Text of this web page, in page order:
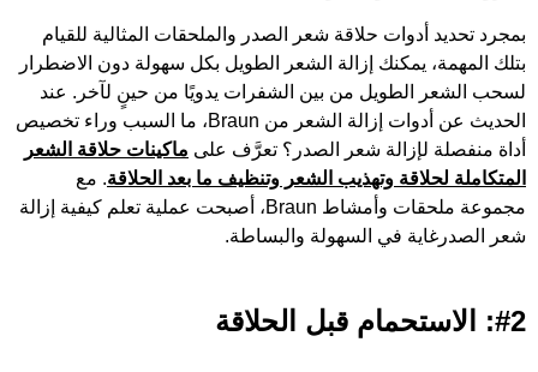
بمجرد تحديد أدوات حلاقة شعر الصدر والملحقات المثالية للقيام
بتلك المهمة، يمكنك إزالة الشعر الطويل بكل سهولة دون الاضطرار
لسحب الشعر الطويل من بين الشفرات يدويًا من حينٍ لآخر. عند
الحديث عن أدوات إزالة الشعر من Braun، ما السبب وراء تخصيص
أداة منفصلة لإزالة شعر الصدر؟ تعرَّف على ماكينات حلاقة الشعر
المتكاملة لحلاقة وتهذيب الشعر وتنظيف ما بعد الحلاقة. مع
مجموعة ملحقات وأمشاط Braun، أصبحت عملية تعلم كيفية إزالة
شعر الصدرغاية في السهولة والبساطة.
#2: الاستحمام قبل الحلاقة